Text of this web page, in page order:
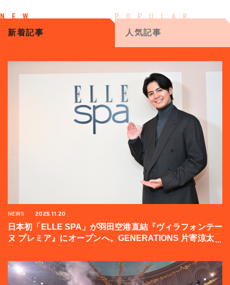
新着記事 人気記事
NEWS 2025.11.20
日本初「ELLE SPA」が羽田空港直結『ヴィラフォンテー
ヌ プレミア』にオープンへ。GENERATIONS 片寄涼太登